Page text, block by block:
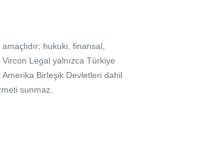
hukuki, finansal,
Legal yalnızca Türkiye
Amerika Birleşik Devletleri dahil
sunmaz.